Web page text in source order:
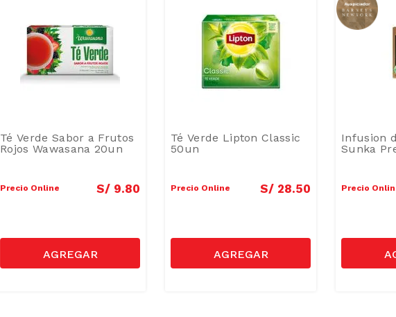
Té Verde Sabor a Frutos
Rojos Wawasana 20un
Precio Online S/ 9.80
Té Verde Lipton Classic
50un
Precio Online S/ 28.50
Infusion
Sunka
Precio